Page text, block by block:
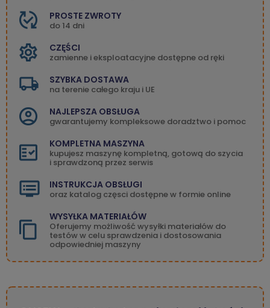
PROSTE ZWROTY
do 14 dni
CZĘŚCI
zamienne i eksploatacyjne dostępne od ręki
SZYBKA DOSTAWA
na terenie całego kraju i UE
NAJLEPSZA OBSŁUGA
gwarantujemy kompleksowe doradztwo i pomoc
KOMPLETNA MASZYNA
kupujesz maszynę kompletną, gotową do szycia
i sprawdzoną przez serwis
INSTRUKCJA OBSŁUGI
oraz katalog częsci dostępne w formie online
WYSYŁKA MATERIAŁÓW
Oferujemy możliwość wysyłki materiałów do
testów w celu sprawdzenia i dostosowania
odpowiedniej maszyny